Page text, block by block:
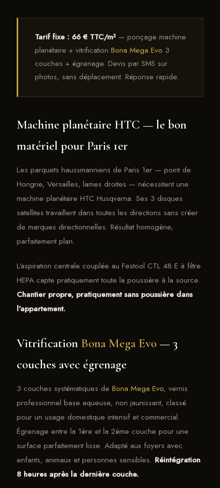
Tarif fixe : 66 € TTC/m² — ponçage machine
planétaire + vitrification Bona Mega Evo 3
couches + égrenage. Devis par SMS sur
photos, sans déplacement. Réponse rapide.
Machine planétaire HTC — le bon
matériel pour Paris 1er
Les parquets haussmanniens de Paris 1er — point de
Hongrie, Versailles, lames droites — nécessitent une
machine planétaire HTC Husqvarna. Ses 3 disques
satellites travaillent dans toutes les directions sans créer
de marques directionnelles. Résultat homogène,
parfaitement plan.
L'aspiration centrale couplée au Festool CTL 48 E à filtre
HEPA capte pratiquement toute la poussière à la source.
Chantier propre, pratiquement sans poussière dans
l'appartement.
Vitrification Bona Mega Evo— 3
couches avec égrenage
3 couches systématiques de Bona Mega Evo, vernis
professionnel base aqueuse, non jaunissant, classé
pour un usage domestique intensif et commercial.
Égrenage entre la 1ère et la 2ème couche pour une
surface parfaitement lisse. Adapté aux foyers avec
enfants, animaux et personnes sensibles. Réintégration
8 heures après la dernière couche.